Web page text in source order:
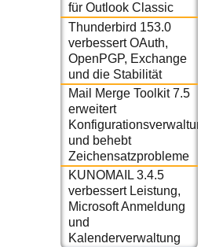
für Outlook Classic
Thunderbird 153.0
verbessert OAuth,
OpenPGP, Exchange
und die Stabilität
Mail Merge Toolkit 7.5
erweitert
Konfigurationsverwaltung
und behebt
Zeichensatzprobleme
KUNOMAIL 3.4.5
verbessert Leistung,
Microsoft Anmeldung
und
Kalenderverwaltung